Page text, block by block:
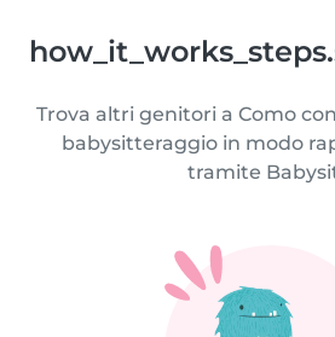
Trova altri genitori a Como
babysitteraggio in modo
tramite